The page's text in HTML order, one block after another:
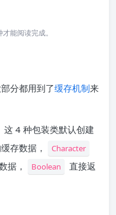
能阅读完成。
分都用到了缓存机制来
这 4 种包装类默认创建
存数据， Character
据， Boolean
直接返